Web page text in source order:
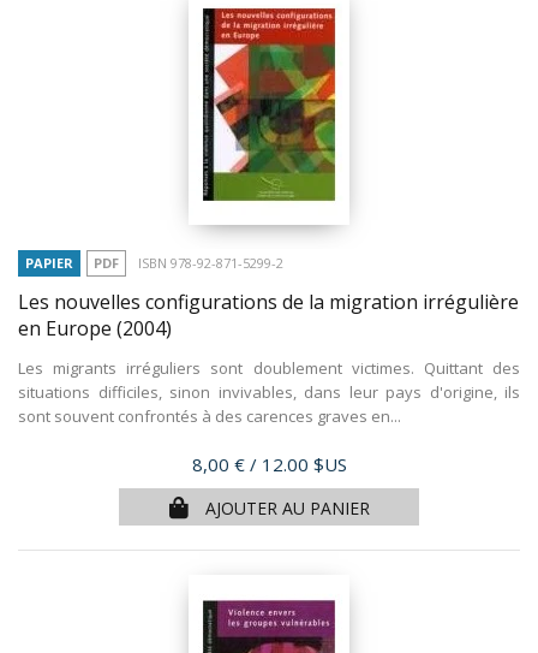
PAPIER PDF ISBN 978-92-871-5299-2
Les nouvelles configurations de la migration irrégulière
en Europe (2004)
Les migrants irréguliers sont doublement victimes. Quittant des
situations difficiles, sinon invivables, dans leur pays d'origine, ils
sont souvent confrontés à des carences graves en...
Prix
8,00 € / 12.00 $US
AJOUTER AU PANIER